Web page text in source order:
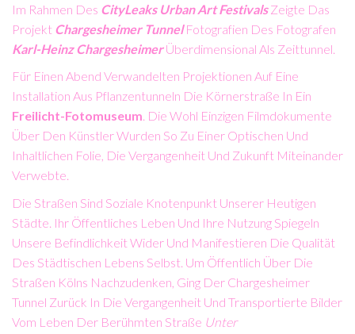
Im Rahmen Des CityLeaks Urban Art FestivalsZeigte Das
Projekt Chargesheimer TunnelFotografien Des Fotografen
Karl-Heinz ChargesheimerÜberdimensional Als Zeittunnel.
Für Einen Abend Verwandelten Projektionen Auf Eine
Installation Aus Pflanzentunneln Die Körnerstraße In Ein
Freilicht-Fotomuseum. Die Wohl Einzigen Filmdokumente
Über Den Künstler Wurden So Zu Einer Optischen Und
Inhaltlichen Folie, Die Vergangenheit Und Zukunft Miteinander
Verwebte.
Die Straßen Sind Soziale Knotenpunkt Unserer Heutigen
Städte. Ihr Öffentliches Leben Und Ihre Nutzung Spiegeln
Unsere Befindlichkeit Wider Und Manifestieren Die Qualität
Des Städtischen Lebens Selbst. Um Öffentlich Über Die
Straßen Kölns Nachzudenken, Ging Der Chargesheimer
Tunnel Zurück In Die Vergangenheit Und Transportierte Bilder
Vom Leben Der Berühmten Straße Unter